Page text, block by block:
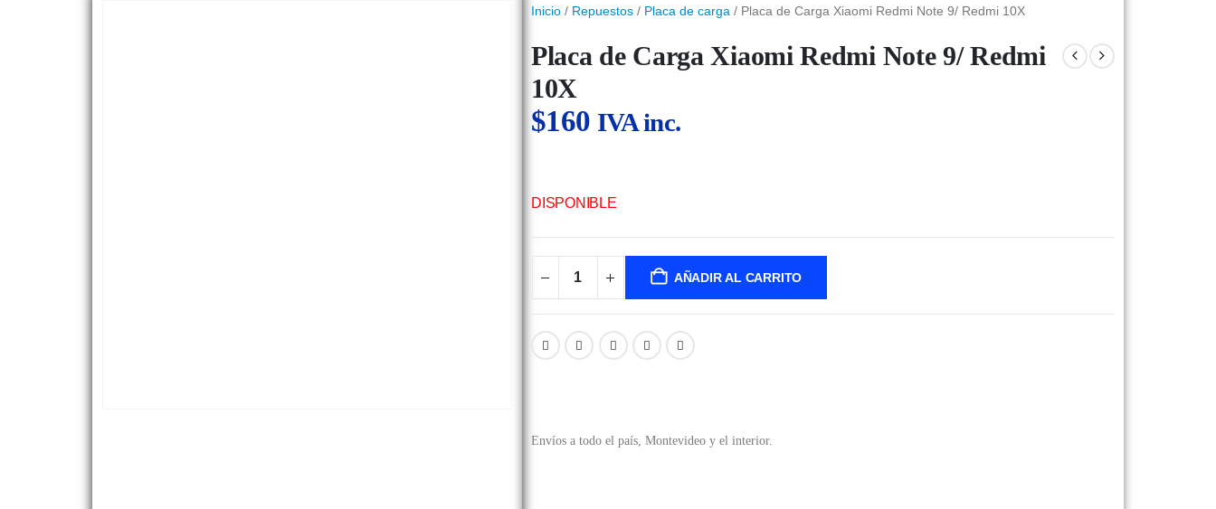
Inicio/ Repuestos/ Placa de carga / Placa de Carga Xiaomi Redmi Note 9/ Redmi 10X
Placa de Carga Xiaomi Redmi Note 9/ Redmi
10X
$160 IVA inc.
DISPONIBLE
AÑADIR AL CARRITO
Envíos a todo el país, Montevideo y el interior.